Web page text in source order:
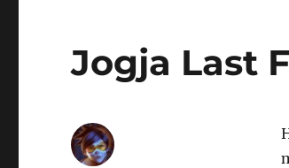
Jogja Last